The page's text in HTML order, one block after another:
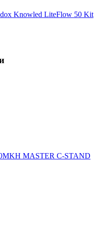
Knowled LiteFlow 50 Kit
MASTER C-STAND